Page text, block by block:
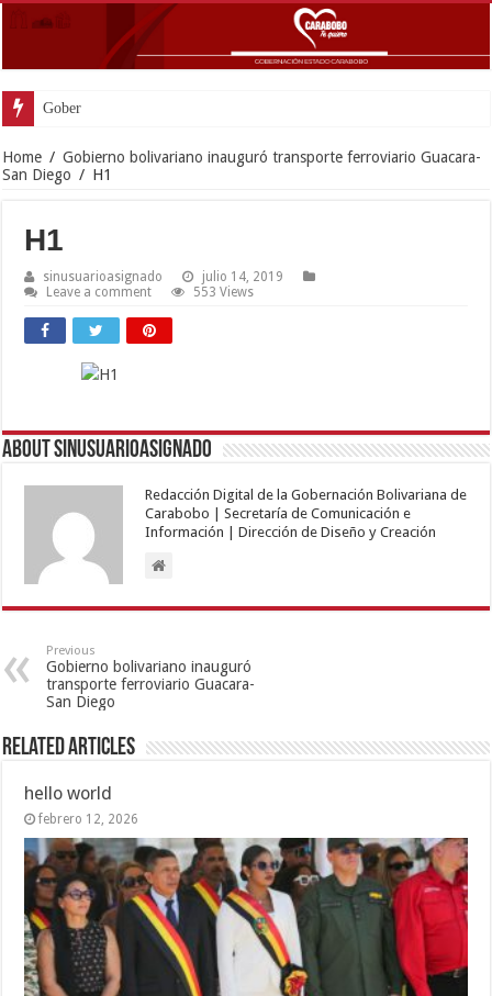
Gobernador Lacava y alcaldesa Rier
Home / Gobierno bolivariano inauguró transporte ferroviario Guacara-
San Diego / H1
H1
sinusuarioasignado
julio 14, 2019
Leave a comment
553 Views
About sinusuarioasignado
Redacción Digital de la Gobernación Bolivariana de
Carabobo | Secretaría de Comunicación e
Información | Dirección de Diseño y Creación
Previous
Gobierno bolivariano inauguró
transporte ferroviario Guacara-
San Diego
Related Articles
hello world
febrero 12, 2026